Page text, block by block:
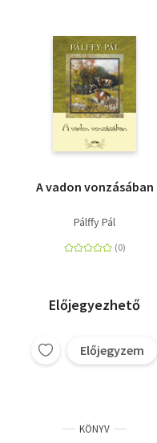
A vadon vonzásában
Pálffy Pál
Előjegyezhető
Előjegyzem
KÖNYV